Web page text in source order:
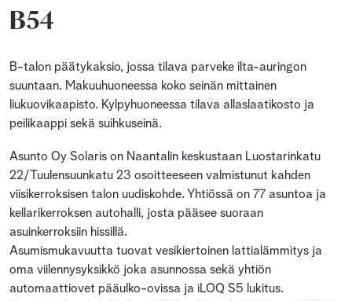
B54
B-talon päätykaksio, jossa tilava parveke ilta-auringon
suuntaan. Makuuhuoneessa koko seinän mittainen
liukuovikaapisto. Kylpyhuoneessa tilava allaslaatikosto ja
peilikaappi sekä suihkuseinä.
Asunto Oy Solaris on Naantalin keskustaan Luostarinkatu
22/Tuulensuunkatu 23 osoitteeseen valmistunut kahden
viisikerroksisen talon uudiskohde. Yhtiössä on 77 asuntoa ja
kellarikerroksen autohalli, josta pääsee suoraan
asuinkerroksiin hissillä.
Asumismukavuutta tuovat vesikiertoinen lattialämmitys ja
oma viilennysyksikkö joka asunnossa sekä yhtiön
automaattiovet pääulko-ovissa ja iLOQ S5 lukitus.